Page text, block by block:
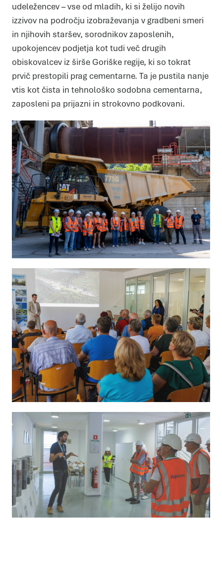
udeležencev – vse od mladih, ki si želijo novih
izzivov na področju izobraževanja v gradbeni smeri
in njihovih staršev, sorodnikov zaposlenih,
upokojencev podjetja kot tudi več drugih
obiskovalcev iz širše Goriške regije, ki so tokrat
prvič prestopili prag cementarne. Ta je pustila nanje
vtis kot čista in tehnološko sodobna cementarna,
zaposleni pa prijazni in strokovno podkovani.